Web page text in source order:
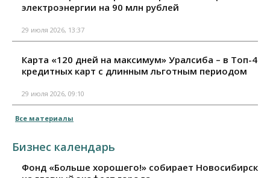
электроэнергии на 90 млн рублей
29 июля 2026, 13:37
Карта «120 дней на максимум» Уралсиба – в Топ-4
кредитных карт с длинным льготным периодом
29 июля 2026, 09:10
Все материалы
Бизнес календарь
Фонд «Больше хорошего!» собирает Новосибирск